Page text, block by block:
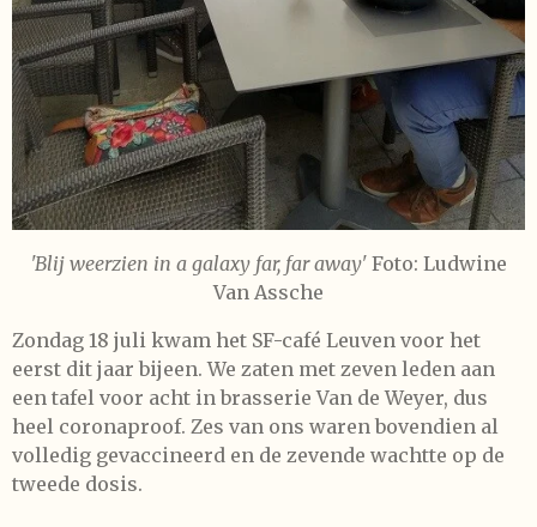
'Blij weerzien in a galaxy far, far away' Foto: Ludwine
Van Assche
Zondag 18 juli kwam het SF-café Leuven voor het
eerst dit jaar bijeen. We zaten met zeven leden aan
een tafel voor acht in brasserie Van de Weyer, dus
heel coronaproof. Zes van ons waren bovendien al
volledig gevaccineerd en de zevende wachtte op de
tweede dosis.